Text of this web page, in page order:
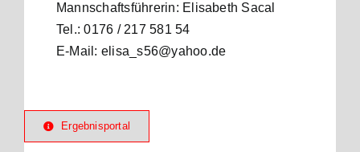
Mannschaftsführerin: Elisabeth Sacal
Tel.: 0176 / 217 581 54
E-Mail: elisa_s56@yahoo.de
Ergebnisportal